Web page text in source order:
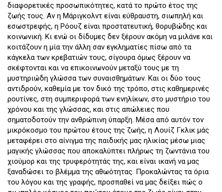
διαφορετικές προσωπικότητες, κατά το πρώτο έτος της
ζωής τους. Αν η Μάριγκολντ είναι εύθραυστη, σιωπηλή και
εσωστρεφής, η Ρόουζ είναι προστατευτική, θορυβώδης και
κοινωνική. Κι ενώ οι δίδυμες δεν ξέρουν ακόμη να μιλάνε και
κοιτάζουν η μία την άλλη σαν εγκληματίες πίσω από τα
κάγκελα των κρεβατιών τους, σίγουρα όμως ξέρουν να
σκέφτονται και να επικοινωνούν μεταξύ τους με τη
μυστηριώδη γλώσσα των συναισθημάτων. Και οι δύο τους
αντιδρούν, καθεμία με τον δικό της τρόπο, στις καθημερινές
ρουτίνες, στη συμπεριφορά των ενηλίκων, στο μυστήριο του
χρόνου και της γλώσσας, και στις απώλειες που
σηματοδοτούν την ανθρώπινη ύπαρξη. Μέσα από αυτόν τον
μικρόκοσμο του πρώτου έτους της ζωής, η Λουίζ Γκλικ μάς
μεταφέρει στο αίνιγμα της παιδικής μας ηλικίας μέσω μιας
μαγικής γλώσσας που αποκαλύπτει πλήρως τη ζωντάνια του
χιούμορ και της τρυφερότητάς της, και είναι ικανή να μας
ξαναδώσει το βλέμμα της αθωότητας. Προκαλώντας τα όρια
του λόγου και της γραφής, προσπαθεί να μας δείξει πώς ο